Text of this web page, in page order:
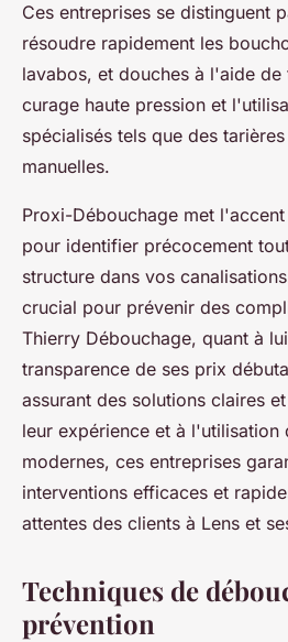
Ces entreprises se distinguent
résoudre rapidement les
lavabos, et douches à l'aide
curage haute pression et
spécialisés tels que des
manuelles.
Proxi-Débouchage met
pour identifier précocement
structure dans vos
crucial pour prévenir des
Thierry Débouchage, quant à
transparence de ses prix
assurant des solutions claires
leur expérience et à l'utilisation
modernes, ces entreprises
interventions efficaces et
attentes des clients à Lens et
Techniques de
prévention